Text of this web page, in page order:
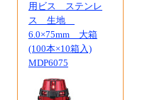
用ビス ステンレ
ス 生地
6.0×75mm 大箱
(100本×10箱入)
MDP6075